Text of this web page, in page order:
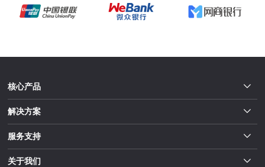
核心产品
解决方案
服务支持
关于我们